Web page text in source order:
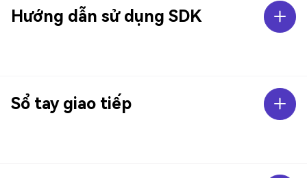
Hướng dẫn sử dụng SDK
Sổ tay giao tiếp